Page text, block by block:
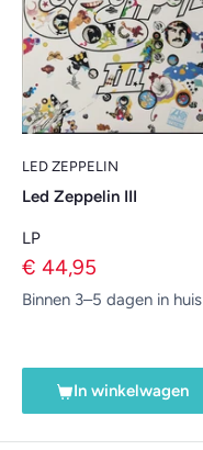
LED ZEPPELIN
Led Zeppelin III
LP
Verkoopprijs
€ 44,95
Binnen 3–5 dagen in huis
In winkelwagen